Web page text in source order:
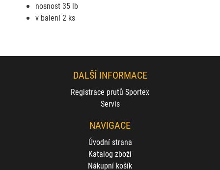
nosnost 35 lb
v balení 2 ks
DALŠÍ INFORMACE
Registrace prutů Sportex
Servis
NAVIGACE
Úvodní strana
Katalog zboží
Nákupní košík